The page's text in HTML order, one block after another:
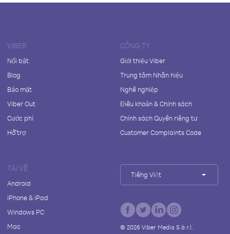
VIBER
Nổi bật
Blog
Bảo mật
Viber Out
Cước phí
Hỗ trợ
CÔNG TY
Giới thiệu Viber
Trung tâm Nhãn hiệu
Nghề nghiệp
Điều khoản & Chính sách
Chính sách Quyền riêng tư
Customer Complaints Code
TẢI VỀ
Android
iPhone & iPad
Windows PC
Mac
Tiếng Việt
© 2026Viber Media S.à r.l.